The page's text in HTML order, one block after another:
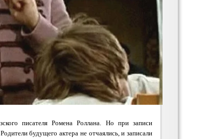
писателя Ромена Роллана. Но при записи
будущего актера не отчаялись, и записали